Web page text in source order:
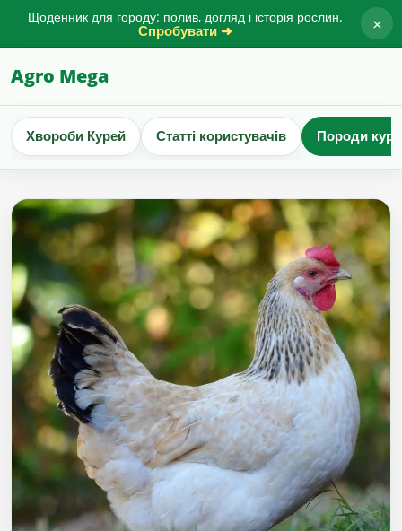
Щоденник для городу: полив, догляд і історія рослин.
Спробувати ➜ ×
Agro Mega
Хвороби Курей Статті користувачів Породи